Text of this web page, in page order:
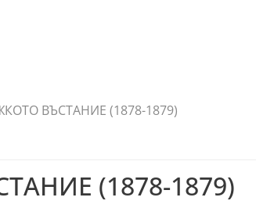
ВЪСТАНИЕ (1878-1879)
(1878-1879)